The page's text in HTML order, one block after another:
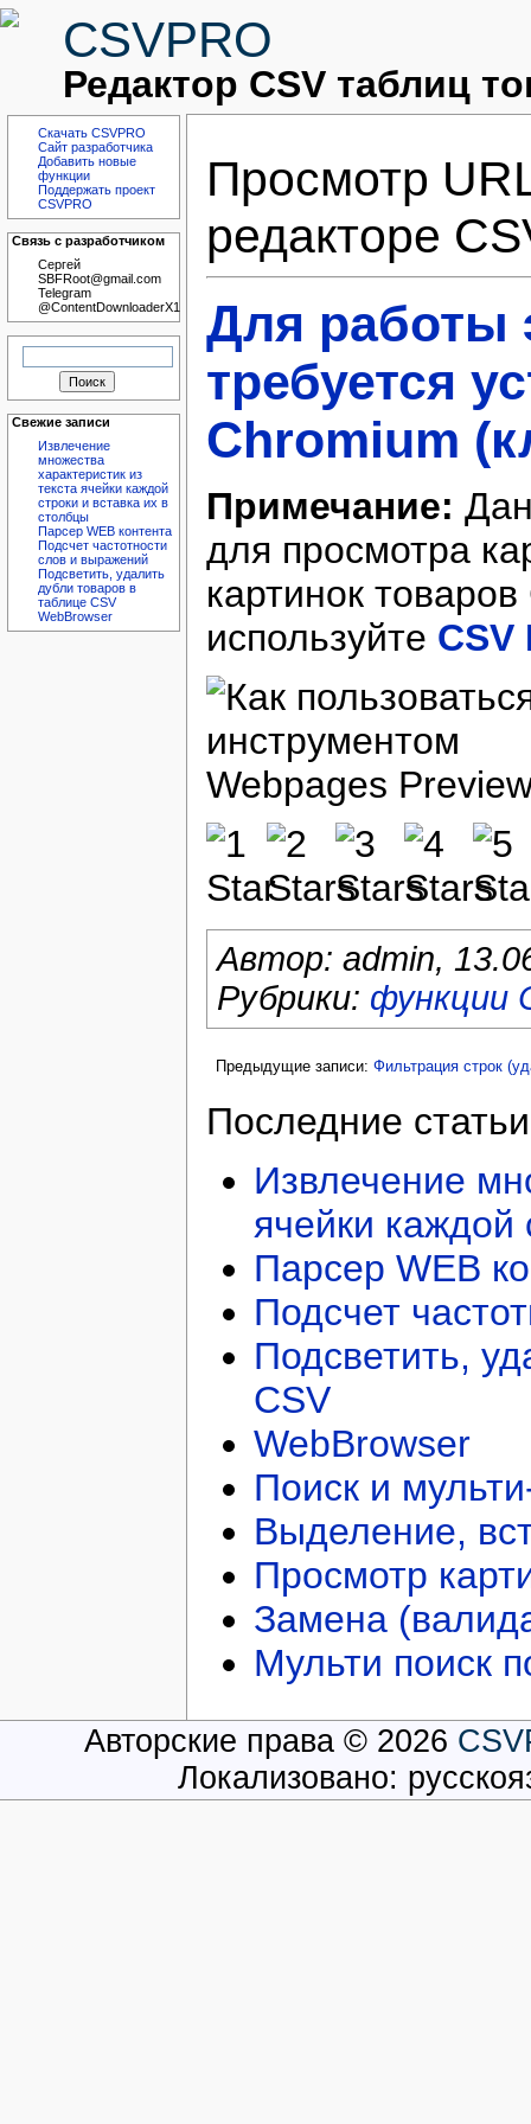
CSVPRO
Редактор CSV таблиц
Скачать CSVPRO
Сайт разработчика
Добавить новые
функции
Поддержать проект
CSVPRO
Связь с разработчиком
Сергей
SBFRoot@gmail.com
Telegram
@ContentDownloaderX1
Найти:
Свежие записи
Извлечение
множества
характеристик из
текста ячейки каждой
строки и вставка их в
столбцы
Парсер WEB контента
Подсчет частотности
слов и выражений
Подсветить, удалить
дубли товаров в
таблице CSV
WebBrowser
Просмотр
редакторе
Для работы
требуется
Chromium
Примечание:
для просмотра
картинок
используйте CSV
Автор: admin,
Рубрики: функции
Предыдущие записи: Фильтрация строк
Последние статьи
Извлечение
ячейки каждой
Парсер WEB
Подсчет
Подсветить,
CSV
WebBrowser
Поиск и
Выделение,
Просмотр
Замена
Мульти поиск
Авторские права © 2026
Локализовано: